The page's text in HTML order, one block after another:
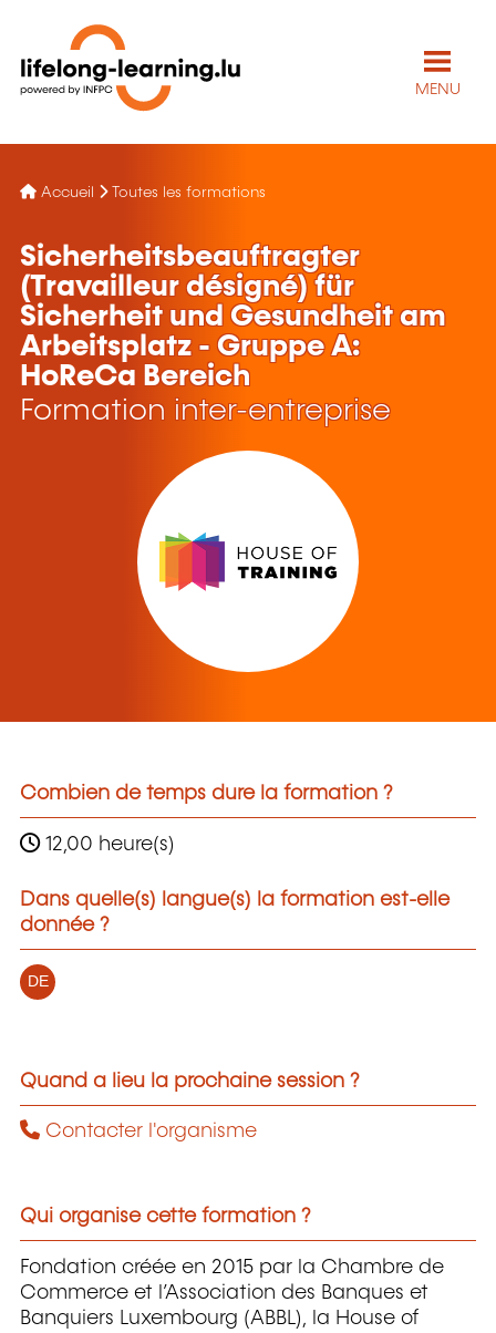
MENU
Accueil Toutes les formations
Sicherheitsbeauftragter
(Travailleur désigné) für
Sicherheit und Gesundheit am
Arbeitsplatz - Gruppe A:
HoReCa Bereich
Formation inter-entreprise
Combien de temps dure la formation ?
12,00 heure(s)
Dans quelle(s) langue(s) la formation est-elle
donnée ?
DE
Quand a lieu la prochaine session ?
Contacter l'organisme
Qui organise cette formation ?
Fondation créée en 2015 par la Chambre de
Commerce et l’Association des Banques et
Banquiers Luxembourg (ABBL), la House of